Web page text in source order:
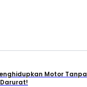
Motor